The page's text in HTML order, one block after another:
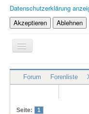
Datenschutzerklärung
Akzeptieren
Ablehnen
Navigation
an/aus
XBR.de
Technik
Forum Forenliste
Seite: 1